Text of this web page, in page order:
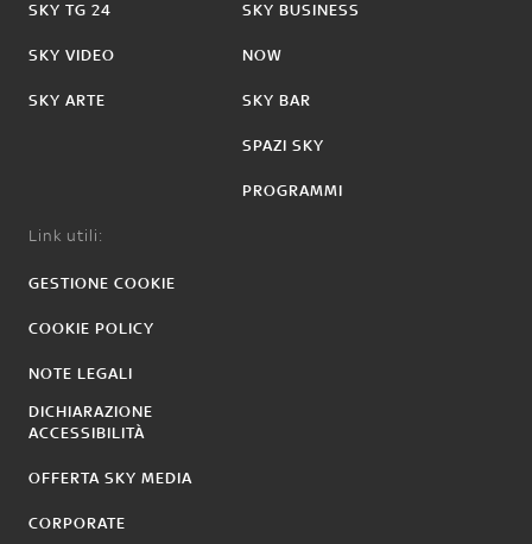
SKY TG 24
SKY VIDEO
SKY ARTE
SKY BUSINESS
NOW
SKY BAR
SPAZI SKY
PROGRAMMI
Link utili:
GESTIONE COOKIE
COOKIE POLICY
NOTE LEGALI
DICHIARAZIONE
ACCESSIBILITÀ
OFFERTA SKY MEDIA
CORPORATE